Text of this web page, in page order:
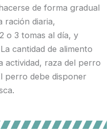
de forma gradual
ración diaria,
o 3 tomas al día, y
cantidad de alimento
actividad, raza del perro
perro debe disponer